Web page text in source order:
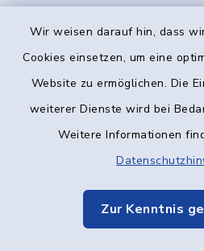
Wir weisen darauf hin, dass
Cookies einsetzen, um eine
Website zu ermöglichen. Die
weiterer Dienste wird bei
Weitere Informationen
Zur Kenntnis
Elektronische